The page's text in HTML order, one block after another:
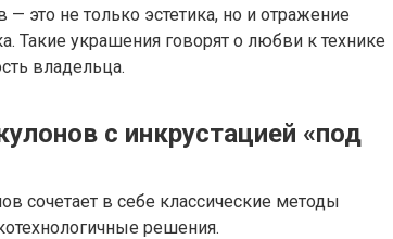
это не только эстетика, но и отражение
Такие украшения говорят о любви к технике
владельца.
с инкрустацией «под
сочетает в себе классические методы
решения.